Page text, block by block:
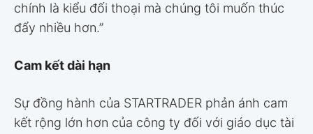
chính là kiểu đối thoại mà chúng tôi muốn thúc
đẩy nhiều hơn.”
Cam kết dài hạn
Sự đồng hành của STARTRADER phản ánh cam
kết rộng lớn hơn của công ty đối với giáo dục tài